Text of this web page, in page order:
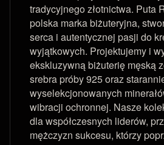
tradycyjnego złotnictwa. Puta
polska marka biżuteryjna,
serca i autentycznej pasji do
wyjątkowych. Projektujemy i
ekskluzywną biżuterię męską
srebra próby 925 oraz
wyselekcjonowanych
wibracji ochronnej. Nasze
dla współczesnych liderów,
mężczyzn sukcesu, którzy